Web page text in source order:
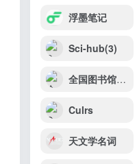
浮墨笔记
Sci-hub(3)
全国图书馆参考咨询联盟
Culrs
天文学名词